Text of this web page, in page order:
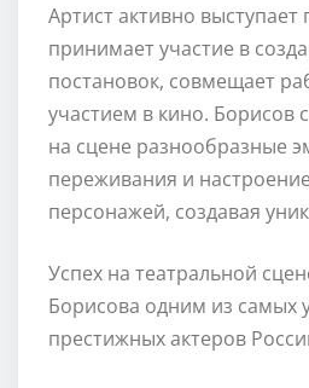
Артист активно выступает
принимает участие в
постановок, совмещает
участием в кино. Борисов
на сцене разнообразные
переживания и
персонажей, создавая
Успех на театральной
Борисова одним из самых
престижных актеров